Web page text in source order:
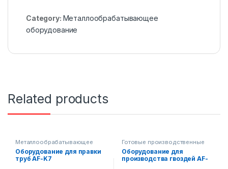
Category: Металлообрабатывающее
оборудование
Related products
Металлообрабатывающее
оборудование
Оборудование для правки
труб AF-K7
Готовые производственные
линии
Металлообрабатывающее
оборудование, Строительное
оборудование
Оборудование для
производства гвоздей AF-